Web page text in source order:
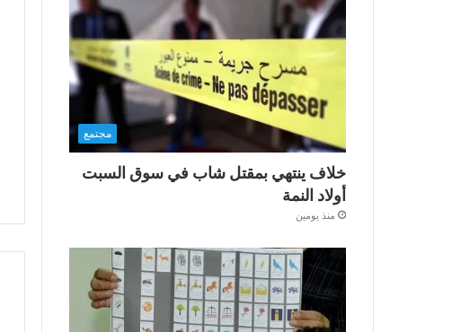
مجتمع
خلاف ينتهي بمقتل شاب في سوق السبت
أولاد النمة
منذ يومين